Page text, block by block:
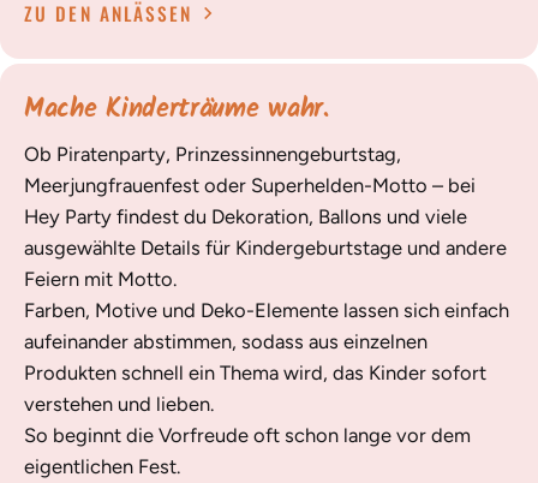
ZU DEN ANLÄSSEN
Mache Kinderträume wahr.
Ob Piratenparty, Prinzessinnengeburtstag,
Meerjungfrauenfest oder Superhelden-Motto – bei
Hey Party findest du Dekoration, Ballons und viele
ausgewählte Details für Kindergeburtstage und andere
Feiern mit Motto.
Farben, Motive und Deko-Elemente lassen sich einfach
aufeinander abstimmen, sodass aus einzelnen
Produkten schnell ein Thema wird, das Kinder sofort
verstehen und lieben.
So beginnt die Vorfreude oft schon lange vor dem
eigentlichen Fest.